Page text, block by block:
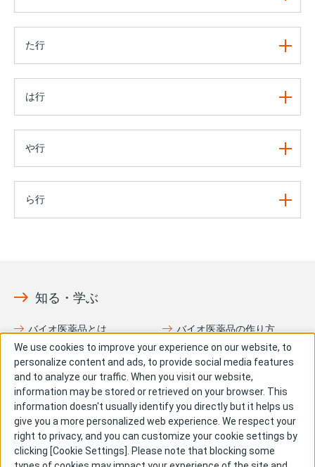
た行
は行
や行
ら行
知る・学ぶ
バイオ医薬品とは バイオ医薬品の作り方
協和キリンとバイオ医薬品
の関係
抗体と抗体医薬品
新抗体物語 用語集
We use cookies to improve your experience on our website, to
personalize content and ads, to provide social media features
and to analyze our traffic. When you visit our website,
information may be stored or retrieved on your browser. This
information doesn't usually identify you directly but it helps us
give you a more personalized web experience. We respect your
right to privacy, and you can customize your cookie settings by
clicking [Cookie Settings]. Please note that blocking some